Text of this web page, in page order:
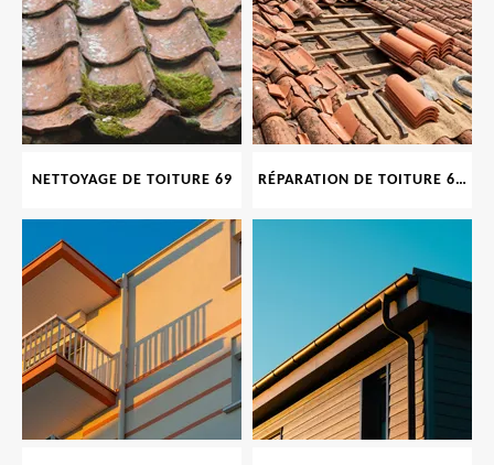
NETTOYAGE DE TOITURE 69 RÉPARATION DE TOITURE 69 RHONE, TUILES CASSÉES OU ABIMÉES